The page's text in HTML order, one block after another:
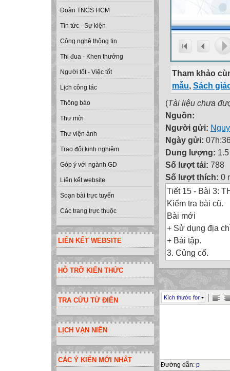
Đoàn TNCS HCM
Tin tức - Sự kiện
Công nghệ thông tin
Thi đua - Khen thưởng
Người tốt - Việc tốt
Lịch công tác
Thông báo
Thư mời
Thư viện ảnh
Trao đổi kinh nghiệm
Góp ý với ngành GD
Liên kết website
Soạn bài trực tuyến
Các trang trực thuộc
LIÊN KẾT WEBSITE
HỖ TRỠ KIẾN THỨC
TRA CỨU TỪ ĐIỂN
LỊCH VẠN NIÊN
CÁC Ý KIẾN MỚI NHẤT
Tham khảo
mẫu, Sách
(Tài liệu chưa
Nguồn:
Người gửi:
Ngày gửi:
Dung lượng:
Số lượt tải: 788
Số lượt thích: 0
Tiết 15 - Bài 3:
Kiểm tra bài cũ.
Bài mới
+ Sử dụng địa
+ Bài tập.
3. Củng cố.
KIỂM TRA BÀI
Câu 1: Nêu các
Đáp án:
KIỂM TRA BÀI
Kích thước font
Đường dẫn: p